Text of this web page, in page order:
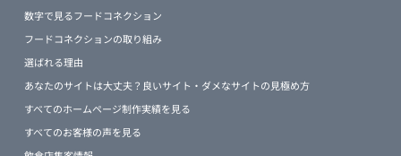
数字で見るフードコネクション
フードコネクションの取り組み
選ばれる理由
あなたのサイトは大丈夫？良いサイト・ダメなサイトの見極め方
すべてのホームページ制作実績を見る
すべてのお客様の声を見る